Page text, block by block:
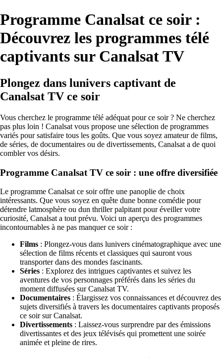
Programme Canalsat ce soir :
Découvrez les programmes télé
captivants sur Canalsat TV
Plongez dans lunivers captivant de
Canalsat TV ce soir
Vous cherchez le programme télé adéquat pour ce soir ? Ne cherchez
pas plus loin ! Canalsat vous propose une sélection de programmes
variés pour satisfaire tous les goûts. Que vous soyez amateur de films,
de séries, de documentaires ou de divertissements, Canalsat a de quoi
combler vos désirs.
Programme Canalsat TV ce soir : une offre diversifiée
Le programme Canalsat ce soir offre une panoplie de choix
intéressants. Que vous soyez en quête dune bonne comédie pour
détendre latmosphère ou dun thriller palpitant pour éveiller votre
curiosité, Canalsat a tout prévu. Voici un aperçu des programmes
incontournables à ne pas manquer ce soir :
Films : Plongez-vous dans lunivers cinématographique avec une
sélection de films récents et classiques qui sauront vous
transporter dans des mondes fascinants.
Séries : Explorez des intrigues captivantes et suivez les
aventures de vos personnages préférés dans les séries du
moment diffusées sur Canalsat TV.
Documentaires : Élargissez vos connaissances et découvrez des
sujets diversifiés à travers les documentaires captivants proposés
ce soir sur Canalsat.
Divertissements : Laissez-vous surprendre par des émissions
divertissantes et des jeux télévisés qui promettent une soirée
animée et pleine de rires.